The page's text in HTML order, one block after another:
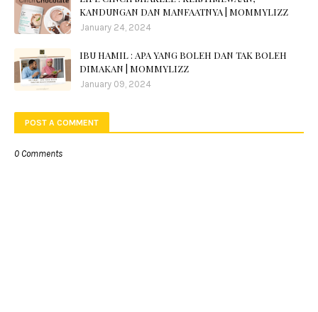
KANDUNGAN DAN MANFAATNYA | MOMMYLIZZ
January 24, 2024
IBU HAMIL : APA YANG BOLEH DAN TAK BOLEH
DIMAKAN | MOMMYLIZZ
January 09, 2024
POST A COMMENT
0 Comments